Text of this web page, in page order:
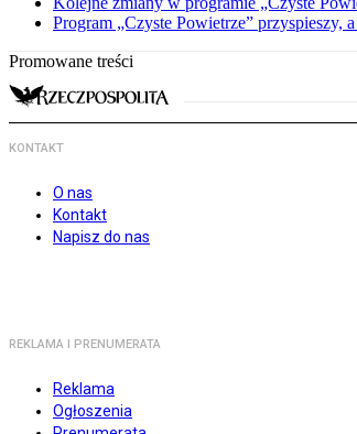
Program „Czyste Powietrze” przyspieszy,
Promowane treści
KONTAKT
O nas
Kontakt
Napisz do nas
REKLAMA I PRENUMERATA
Reklama
Ogłoszenia